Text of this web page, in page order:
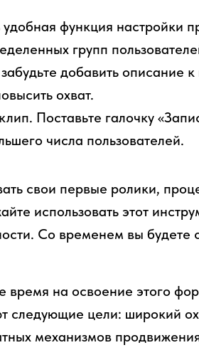
функция настройки
групп
добавить описание
охват.
Поставьте галочку
числа пользователей.
свои первые ролики,
использовать этот
Со временем вы будете
время на освоение этого
цели: широкий
механизмов